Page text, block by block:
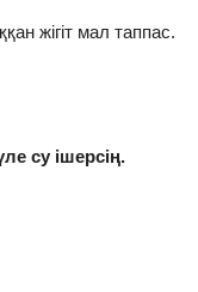
жігіт мал таппас.
су ішерсің.